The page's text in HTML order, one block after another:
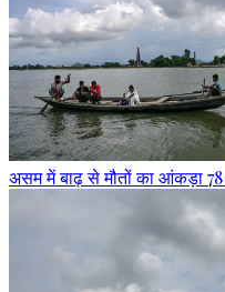
असम में बाढ़ से मौतों का आंकड़ा